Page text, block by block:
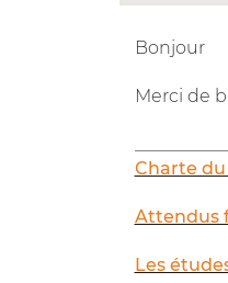
Bonjour
Merci de
Charte
Attendus
Les